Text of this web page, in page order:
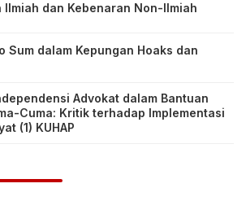
Ilmiah dan Kebenaran Non-Ilmiah
Sum dalam Kepungan Hoaks dan
Advokat dalam Bantuan
Cuma: Kritik terhadap Implementasi
(1) KUHAP